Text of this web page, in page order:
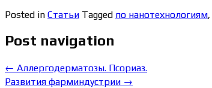
Posted in Статьи Tagged по нанотехнологиям,
Post navigation
← Аллергодерматозы. Псориаз.
Развития фарминдустрии →